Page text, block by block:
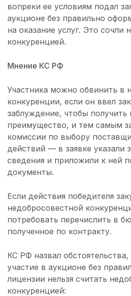
вопреки ее условиям подал
аукционе без правильно
на оказание услуг. Это сочли
конкуренцией.
Мнение КС РФ
Участника можно обвинить в
конкуренции, если он ввел
заблуждение, чтобы получить
преимущество, и тем самым
комиссии по выбору
действий — в заявке указали
сведения и приложили к ней
документы.
Если действия победителя
недобросовестной
потребовать перечислить в
полученное по контракту.
КС РФ назвал
участие в аукционе без
лицензии нельзя считать
конкуренцией: